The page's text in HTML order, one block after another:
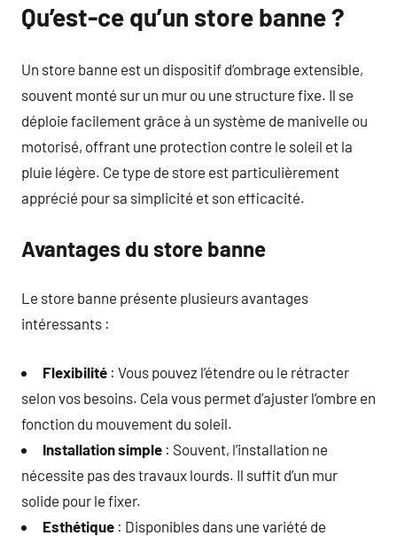
Qu’est-ce qu’un store banne ?
Un store banne est un dispositif d’ombrage extensible,
souvent monté sur un mur ou une structure fixe. Il se
déploie facilement grâce à un système de manivelle ou
motorisé, offrant une protection contre le soleil et la
pluie légère. Ce type de store est particulièrement
apprécié pour sa simplicité et son efficacité.
Avantages du store banne
Le store banne présente plusieurs avantages
intéressants :
Flexibilité : Vous pouvez l’étendre ou le rétracter
selon vos besoins. Cela vous permet d’ajuster l’ombre en
fonction du mouvement du soleil.
Installation simple : Souvent, l’installation ne
nécessite pas des travaux lourds. Il suffit d’un mur
solide pour le fixer.
Esthétique : Disponibles dans une variété de